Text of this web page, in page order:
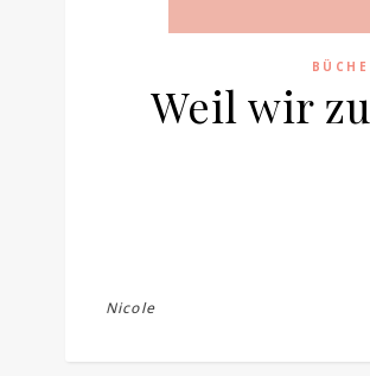
Weil wir
Nicole